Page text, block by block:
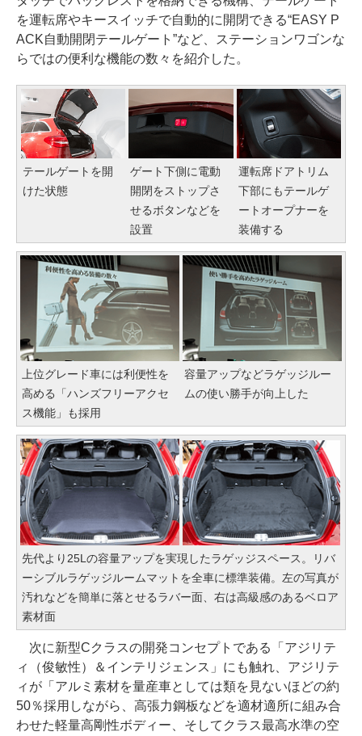
を運転席やキースイッチで自動的に開閉できる“EASY P
ACK自動開閉テールゲート”など、ステーションワゴンな
らではの便利な機能の数々を紹介した。
テールゲートを開
けた状態
ゲート下側に電動
開閉をストップさ
せるボタンなどを
設置
運転席ドアトリム
下部にもテールゲ
ートオープナーを
装備する
上位グレード車には利便性を
高める「ハンズフリーアクセ
ス機能」も採用
容量アップなどラゲッジルー
ムの使い勝手が向上した
先代より25Lの容量アップを実現したラゲッジスペース。リバ
ーシブルラゲッジルームマットを全車に標準装備。左の写真が
汚れなどを簡単に落とせるラバー面、右は高級感のあるベロア
素材面
次に新型Cクラスの開発コンセプトである「アジリテ
ィ（俊敏性）＆インテリジェンス」にも触れ、アジリテ
ィが「アルミ素材を量産車としては類を見ないほどの約
50％採用しながら、高張力鋼板などを適材適所に組み合
わせた軽量高剛性ボディー、そしてクラス最高水準の空